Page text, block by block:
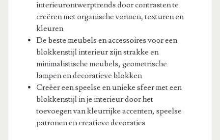
interieurontwerptrends door contrasten te
creëren met organische vormen, texturen en
kleuren
De beste meubels en accessoires voor een
blokkenstijl interieur zijn strakke en
minimalistische meubels, geometrische
lampen en decoratieve blokken
Creëer een speelse en unieke sfeer met een
blokkenstijl in je interieur door het
toevoegen van kleurrijke accenten, speelse
patronen en creatieve decoraties